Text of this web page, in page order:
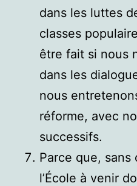
dans les luttes
classes
être fait si nous
dans les
nous
réforme, avec
successifs.
Parce que,
l’École à venir